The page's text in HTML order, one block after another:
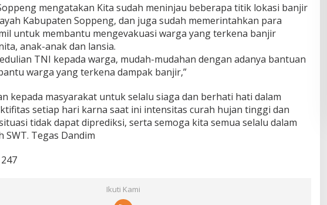
mengatakan Kita sudah meninjau beberapa titik lokasi banjir
Kabupaten Soppeng, dan juga sudah memerintahkan para
untuk membantu mengevakuasi warga yang terkena banjir
anak-anak dan lansia.
TNI kepada warga, mudah-mudahan dengan adanya bantuan
warga yang terkena dampak banjir,”
kepada masyarakat untuk selalu siaga dan berhati hati dalam
setiap hari karna saat ini intensitas curah hujan tinggi dan
tidak dapat diprediksi, serta semoga kita semua selalu dalam
SWT. Tegas Dandim
247
Ikuti Kami